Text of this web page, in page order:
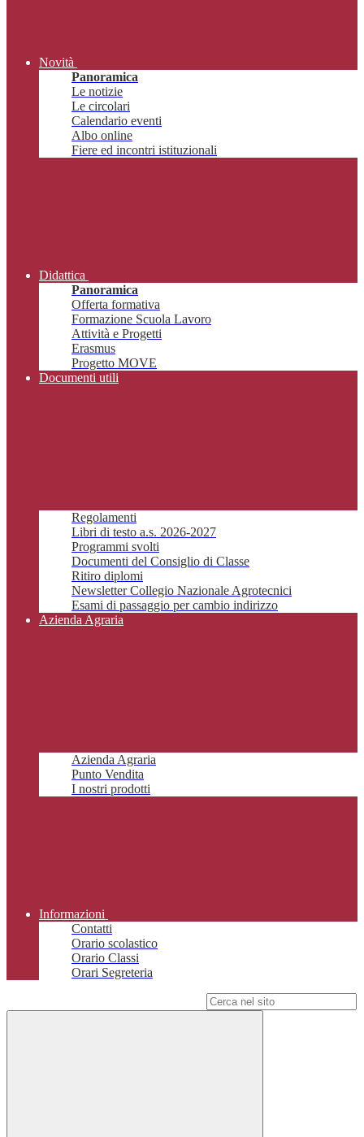
Novità
Panoramica
Le notizie
Le circolari
Calendario eventi
Albo online
Fiere ed incontri istituzionali
Didattica
Panoramica
Offerta formativa
Formazione Scuola Lavoro
Attività e Progetti
Erasmus
Progetto MOVE
Documenti utili
Regolamenti
Libri di testo a.s. 2026-2027
Programmi svolti
Documenti del Consiglio di Classe
Ritiro diplomi
Newsletter Collegio Nazionale Agrotecnici
Esami di passaggio per cambio indirizzo
Azienda Agraria
Azienda Agraria
Punto Vendita
I nostri prodotti
Informazioni
Contatti
Orario scolastico
Orario Classi
Orari Segreteria